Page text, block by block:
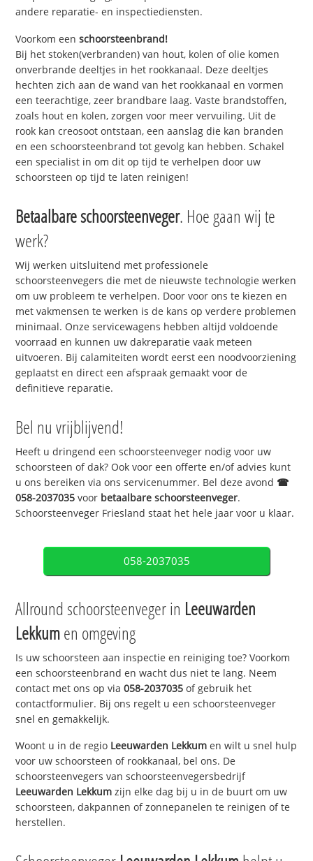
andere reparatie- en inspectiediensten.
Voorkom eenschoorsteenbrand!
Bij het stoken(verbranden) van hout, kolen of olie komen
onverbrande deeltjes in het rookkanaal. Deze deeltjes
hechten zich aan de wand van het rookkanaal en vormen
een teerachtige, zeer brandbare laag. Vaste brandstoffen,
zoals hout en kolen, zorgen voor meer vervuiling. Uit de
rook kan creosoot ontstaan, een aanslag die kan branden
en een schoorsteenbrand tot gevolg kan hebben. Schakel
een specialist in om dit op tijd te verhelpen door uw
schoorsteen op tijd te laten reinigen!
Betaalbare schoorsteenveger. Hoe gaan wij te
werk?
Wij werken uitsluitend met professionele
schoorsteenvegers die met de nieuwste technologie werken
om uw probleem te verhelpen. Door voor ons te kiezen en
met vakmensen te werken is de kans op verdere problemen
minimaal. Onze servicewagens hebben altijd voldoende
voorraad en kunnen uw dakreparatie vaak meteen
uitvoeren. Bij calamiteiten wordt eerst een noodvoorziening
geplaatst en direct een afspraak gemaakt voor de
definitieve reparatie.
Bel nu vrijblijvend!
Heeft u dringend een schoorsteenveger nodig voor uw
schoorsteen of dak? Ook voor een offerte en/of advies kunt
u ons bereiken via ons servicenummer. Bel deze avond ☎
058-2037035 voor betaalbare schoorsteenveger.
Schoorsteenveger Friesland staat het hele jaar voor u klaar.
058-2037035
Allround schoorsteenveger in Leeuwarden
Lekkumen omgeving
Is uw schoorsteen aan inspectie en reiniging toe? Voorkom
een schoorsteenbrand en wacht dus niet te lang. Neem
contact met ons op via058-2037035 of gebruik het
contactformulier. Bij ons regelt u een schoorsteenveger
snel en gemakkelijk.
Woont u in de regio Leeuwarden Lekkum en wilt u snel hulp
voor uw schoorsteen of rookkanaal, bel ons. De
schoorsteenvegers van schoorsteenvegersbedrijf
Leeuwarden Lekkum zijn elke dag bij u in de buurt om uw
schoorsteen, dakpannen of zonnepanelen te reinigen of te
herstellen.